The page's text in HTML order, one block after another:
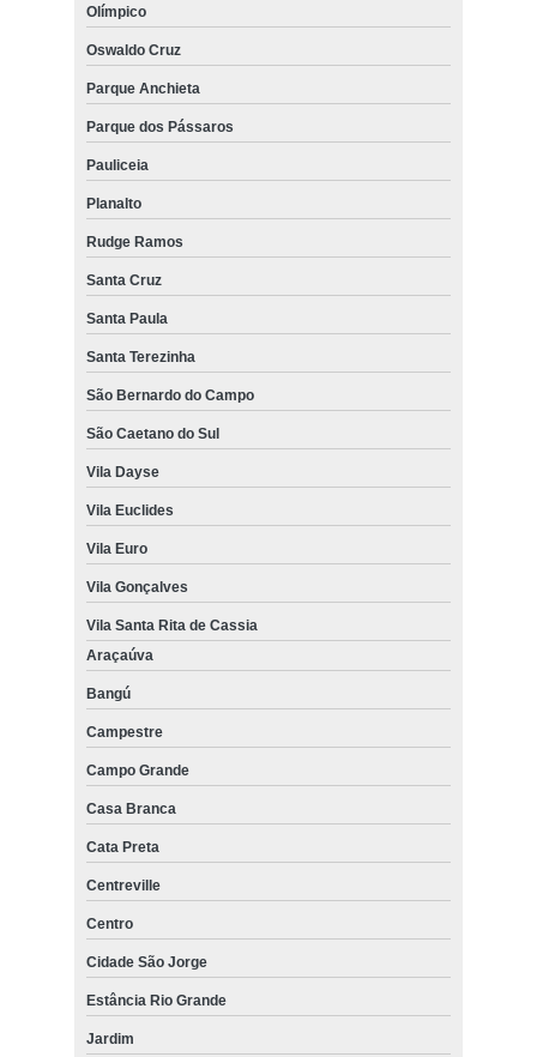
Olímpico
Oswaldo Cruz
Parque Anchieta
Parque dos Pássaros
Pauliceia
Planalto
Rudge Ramos
Santa Cruz
Santa Paula
Santa Terezinha
São Bernardo do Campo
São Caetano do Sul
Vila Dayse
Vila Euclides
Vila Euro
Vila Gonçalves
Vila Santa Rita de Cassia
Araçaúva
Bangú
Campestre
Campo Grande
Casa Branca
Cata Preta
Centreville
Centro
Cidade São Jorge
Estância Rio Grande
Jardim